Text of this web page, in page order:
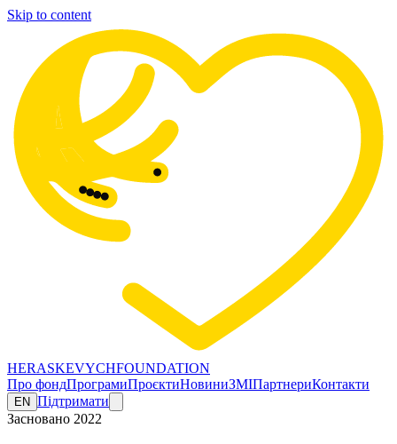
Skip to content
HERASKEVYCHFOUNDATION
Про фондПрограмиПроєктиНовиниЗМІПартнериКонтакти
EN Підтримати
Засновано 2022